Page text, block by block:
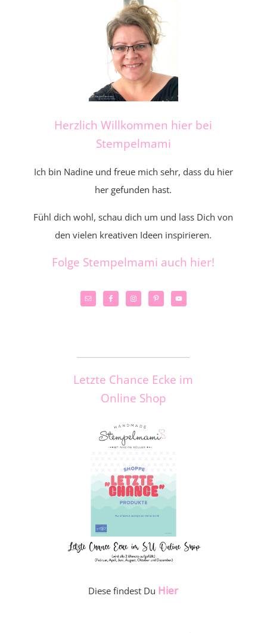
Herzlich Willkommen hier bei
Stempelmami
Ich bin Nadine und freue mich sehr, dass du hier
her gefunden hast.
Fühl dich wohl, schau dich um und lass Dich von
den vielen kreativen Ideen inspirieren.
Folge Stempelmami auch hier!
Letzte Chance Ecke im
Online Shop
Diese findest Du Hier